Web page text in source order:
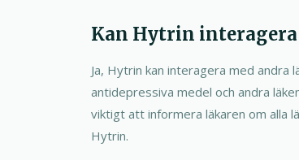
Kan Hytrin interagera
Ja, Hytrin kan interagera med andra
antidepressiva medel och andra
viktigt att informera läkaren om alla
Hytrin.